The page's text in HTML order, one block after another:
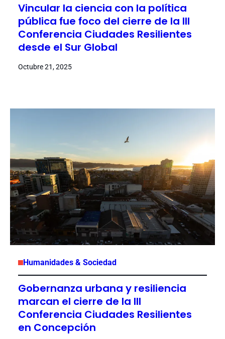
Vincular la ciencia con la política
pública fue foco del cierre de la III
Conferencia Ciudades Resilientes
desde el Sur Global
Octubre 21, 2025
Humanidades & Sociedad
Gobernanza urbana y resiliencia
marcan el cierre de la III
Conferencia Ciudades Resilientes
en Concepción